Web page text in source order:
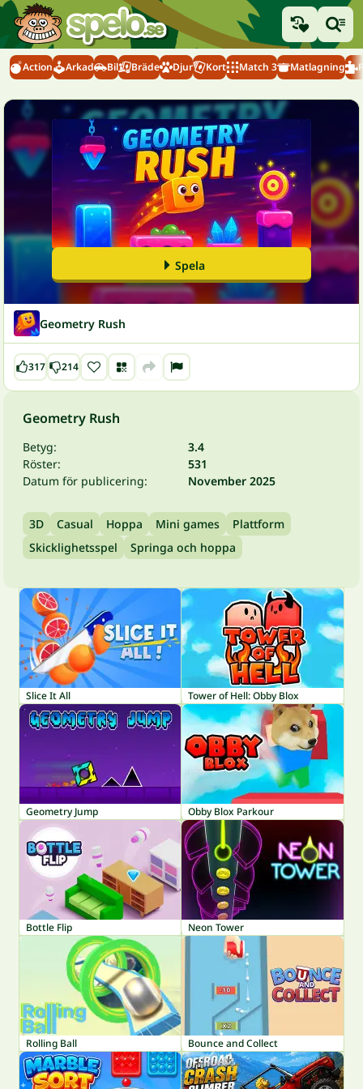
Action Arkad Bil Bräde Djur Kort Match 3 Matlagning
Spela
Geometry Rush
317 214
Geometry Rush
Betyg:
3.4
Röster:
531
Datum för publicering:
November 2025
3D Casual Hoppa Mini games
Plattform
Skicklighetsspel
Springa och hoppa
Slice It All Tower of Hell: Obby Blox
Geometry Jump Obby Blox Parkour
Bottle Flip Neon Tower
Rolling Ball Bounce and Collect